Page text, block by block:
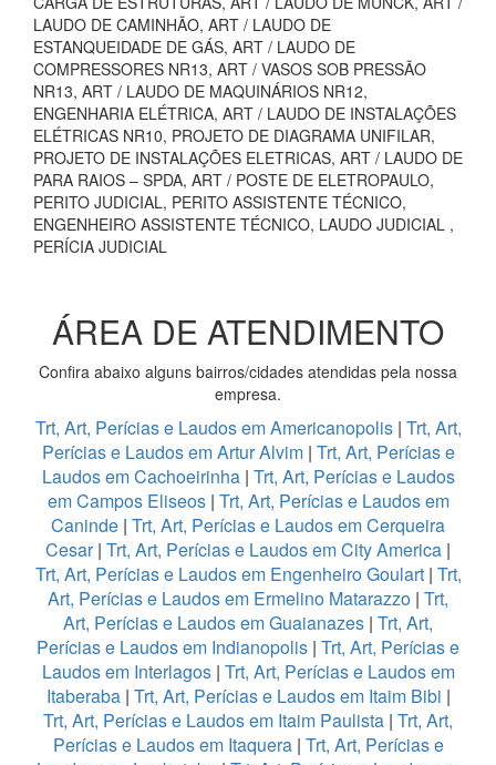
LAUDO DE CAMINHÃO, ART / LAUDO DE
ESTANQUEIDADE DE GÁS, ART / LAUDO DE
COMPRESSORES NR13, ART / VASOS SOB PRESSÃO
NR13, ART / LAUDO DE MAQUINÁRIOS NR12,
ENGENHARIA ELÉTRICA, ART / LAUDO DE INSTALAÇÕES
ELÉTRICAS NR10, PROJETO DE DIAGRAMA UNIFILAR,
PROJETO DE INSTALAÇÕES ELETRICAS, ART / LAUDO DE
PARA RAIOS – SPDA, ART / POSTE DE ELETROPAULO,
PERITO JUDICIAL, PERITO ASSISTENTE TÉCNICO,
ENGENHEIRO ASSISTENTE TÉCNICO, LAUDO JUDICIAL ,
PERÍCIA JUDICIAL
ÁREA DE ATENDIMENTO
Confira abaixo alguns bairros/cidades atendidas pela nossa
empresa.
Trt, Art, Perícias e Laudos em Americanopolis | Trt, Art,
Perícias e Laudos em Artur Alvim | Trt, Art, Perícias e
Laudos em Cachoeirinha| Trt, Art, Perícias e Laudos
em Campos Eliseos | Trt, Art, Perícias e Laudos em
Caninde | Trt, Art, Perícias e Laudos em Cerqueira
Cesar| Trt, Art, Perícias e Laudos em City America |
Trt, Art, Perícias e Laudos em Engenheiro Goulart | Trt,
Art, Perícias e Laudos em Ermelino Matarazzo | Trt,
Art, Perícias e Laudos em Guaianazes | Trt, Art,
Perícias e Laudos em Indianopolis | Trt, Art, Perícias e
Laudos em Interlagos| Trt, Art, Perícias e Laudos em
Itaberaba| Trt, Art, Perícias e Laudos em Itaim Bibi |
Trt, Art, Perícias e Laudos em Itaim Paulista | Trt, Art,
Perícias e Laudos em Itaquera| Trt, Art, Perícias e